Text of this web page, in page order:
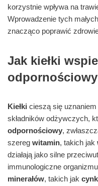
korzystnie wpływa na
Wprowadzenie tych
znacząco poprawić
Jak kiełki
Kiełki cieszą się
składników odżywczych,
odpornościowy,
szereg witamin, takich jak
działają jako silne
immunologiczne
minerałów, takich jak cynk